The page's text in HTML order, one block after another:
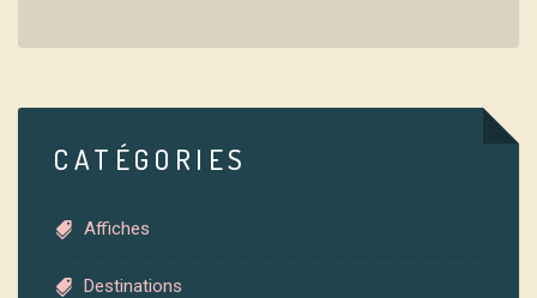
CATÉGORIES
Affiches
Destinations